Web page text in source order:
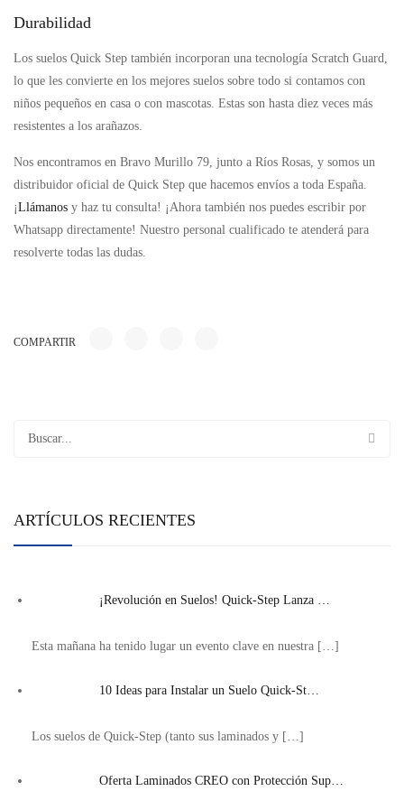
Durabilidad
Los suelos Quick Step también incorporan una tecnología Scratch Guard,
lo que les convierte en los mejores suelos sobre todo si contamos con
niños pequeños en casa o con mascotas. Estas son hasta diez veces más
resistentes a los arañazos.
Nos encontramos en Bravo Murillo 79, junto a Ríos Rosas, y somos un
distribuidor oficial de Quick Step que hacemos envíos a toda España.
¡Llámanos y haz tu consulta! ¡Ahora también nos puedes escribir por
Whatsapp directamente! Nuestro personal cualificado te atenderá para
resolverte todas las dudas.
COMPARTIR
ARTÍCULOS RECIENTES
¡Revolución en Suelos! Quick-Step Lanza …
Esta mañana ha tenido lugar un evento clave en nuestra […]
10 Ideas para Instalar un Suelo Quick-St…
Los suelos de Quick-Step (tanto sus laminados y […]
Oferta Laminados CREO con Protección Sup…